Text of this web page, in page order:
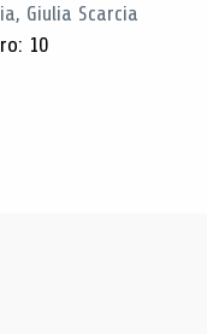
Giulia Scarcia
10